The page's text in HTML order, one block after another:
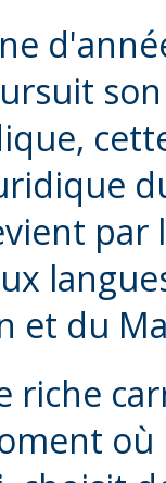
et du
riche